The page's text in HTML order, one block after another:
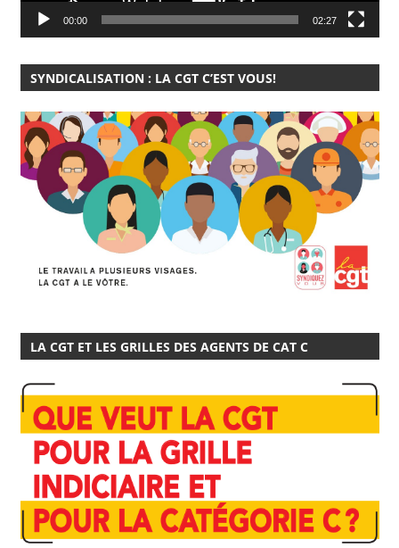
00:00 02:27
SYNDICALISATION : LA CGT C’EST VOUS!
LA CGT ET LES GRILLES DES AGENTS DE CAT C